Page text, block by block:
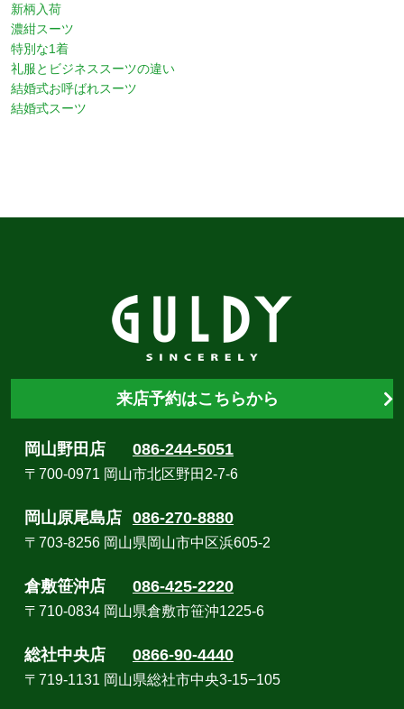
新柄入荷
濃紺スーツ
特別な1着
礼服とビジネススーツの違い
結婚式お呼ばれスーツ
結婚式スーツ
来店予約はこちらから
岡山野田店 086-244-5051
〒700-0971 岡山市北区野田2-7-6
岡山原尾島店 086-270-8880
〒703-8256 岡山県岡山市中区浜605-2
倉敷笹沖店 086-425-2220
〒710-0834 岡山県倉敷市笹沖1225-6
総社中央店 0866-90-4440
〒719-1131 岡山県総社市中央3-15−105